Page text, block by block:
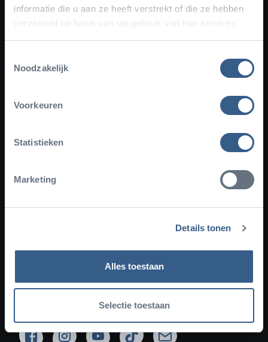
informatie die u aan ze heeft verstrekt of die ze hebben
verzameld op basis van uw gebruik van hun services.
Noodzakelijk
Voorkeuren
Statistieken
Marketing
Details tonen
Alles toestaan
Selectie toestaan
Subscribe to our newsletter
Ecodisplays
Groups
English
FacebookInstagramYouTubeTikTok Newsletter